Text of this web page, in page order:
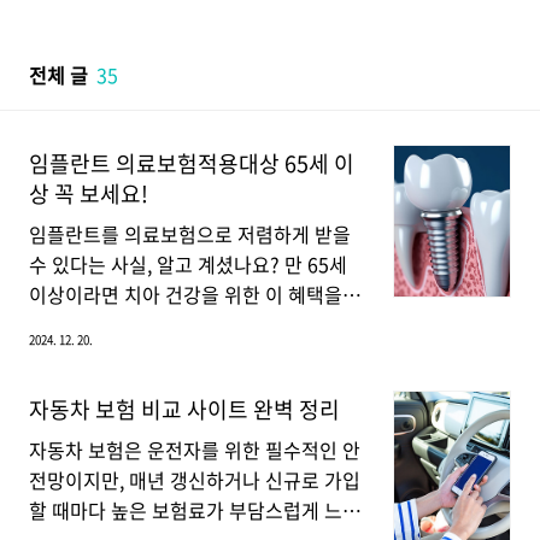
전체 글 35
임플란트 의료보험적용대상 65세 이
상 꼭 보세요!
임플란트를 의료보험으로 저렴하게 받을
수 있다는 사실, 알고 계셨나요? 만 65세
이상이라면 치아 건강을 위한 이 혜택을
의료보험 임플란트 지원 조건과 절차를 한
대상자임플란트 보험 적용 대상자는 일반
적으로 만 65세 이상의 고령자입니다. 나
이 제한은 2014년 도입 이후 몇 차례 변경
되어 현재는 만 65세 이상부터 보험 적용
2024. 12. 20.
자동차 보험 비교 사이트 완벽 정리
자동차 보험은 운전자를 위한 필수적인 안
전망이지만, 매년 갱신하거나 신규로 가입
할 때마다 높은 보험료가 부담스럽게 느껴